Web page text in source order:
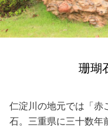
珊瑚
仁淀川の地元では「赤
石。三重県に三十数年